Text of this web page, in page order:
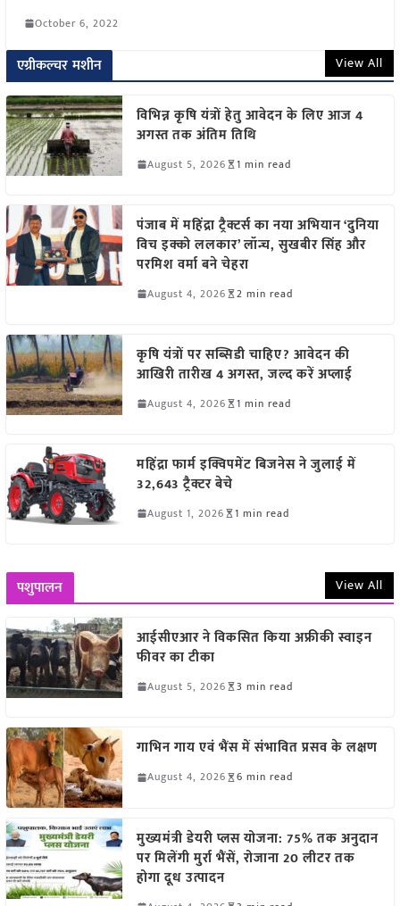
October 6, 2022
एग्रीकल्चर मशीन View All
विभिन्न कृषि यंत्रों हेतु आवेदन के लिए आज 4
अगस्त तक अंतिम तिथि
August 5, 2026 1 min read
पंजाब में महिंद्रा ट्रैक्टर्स का नया अभियान ‘दुनिया
विच इक्को ललकार’ लॉन्च, सुखबीर सिंह और
परमिश वर्मा बने चेहरा
August 4, 2026 2 min read
कृषि यंत्रों पर सब्सिडी चाहिए? आवेदन की
आखिरी तारीख 4 अगस्त, जल्द करें अप्लाई
August 4, 2026 1 min read
महिंद्रा फार्म इक्विपमेंट बिजनेस ने जुलाई में
32,643 ट्रैक्टर बेचे
August 1, 2026 1 min read
पशुपालन View All
आईसीएआर ने विकसित किया अफ्रीकी स्वाइन
फीवर का टीका
August 5, 2026 3 min read
गाभिन गाय एवं भैंस में संभावित प्रसव के लक्षण
August 4, 2026 6 min read
मुख्यमंत्री डेयरी प्लस योजना: 75% तक अनुदान
पर मिलेंगी मुर्रा भैंसें, रोजाना 20 लीटर तक
होगा दूध उत्पादन